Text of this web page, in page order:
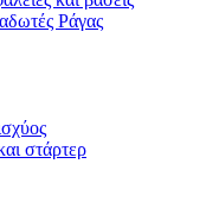
Ράγας
στάρτερ